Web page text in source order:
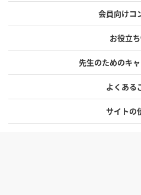
会員向けコ
お役立
先生のためのキ
よくある
サイトの